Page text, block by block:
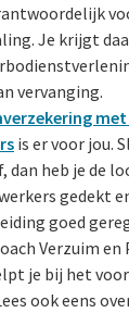
Je krijgt
vervanging.
is er voor jou.
dan heb je de
gedekt
goed
Verzuim en
je bij het
ook eens